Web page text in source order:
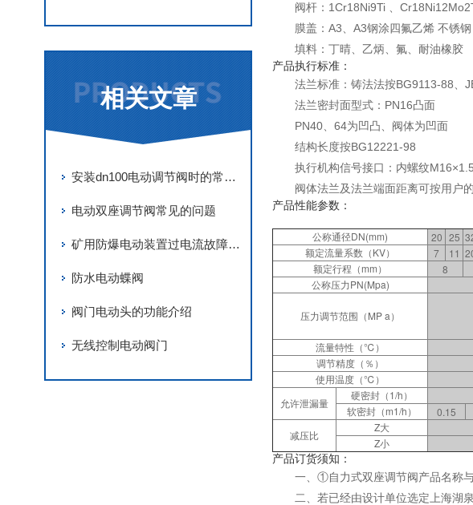
相关文章
安装dn100电动调节阀时的常见错误及解决方案
电动双座调节阀常见的问题
矿用防爆电动装置过电流故障的三大原因
防水电动蝶阀
阀门电动头的功能介绍
无线控制电动阀门
阀杆：1Cr18Ni9Ti 、
膜盖：A3、A3钢涂四氟乙烯 不锈钢
填料：丁晴、乙炳、氟、耐油橡胶
产品执行标准：
法兰标准：铸法法按BG9113-88、
法兰密封面型式：PN16凸面
PN40、64为凹凸、阀体为凹面
结构长度按BG12221-98
执行机构信号接口：内螺纹M16×1.5
阀体法兰及法兰端面距离可按用户
产品性能参数：
公称通径DN(mm)
20 25
额定流量系数（KV）
7 11
额定行程（mm）
8
公称压力PN(Mpa)
压力调节范围（MP a）
流量特性（℃）
调节精度（％）
使用温度（℃）
允许泄漏量
硬密封（1/h）
软密封（m1/h）
0.15
减压比
Z大
Z小
产品订货须知：
一、①自力式双座调节阀产品名称
二、若已经由设计单位选定上海湖